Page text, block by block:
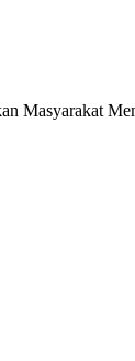
Masyarakat